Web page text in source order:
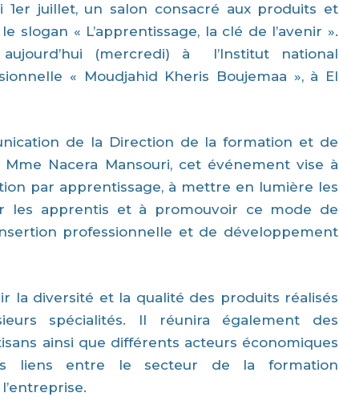
1er juillet, un salon consacré aux produits et
slogan « L’apprentissage, la clé de l’avenir ».
(mercredi) à l’Institut national
« Moudjahid Kheris Boujemaa », à El
de la Direction de la formation et de
Mme Nacera Mansouri, cet événement vise à
par apprentissage, à mettre en lumière les
les apprentis et à promouvoir ce mode de
professionnelle et de développement
la diversité et la qualité des produits réalisés
spécialités. Il réunira également des
ainsi que différents acteurs économiques
liens entre le secteur de la formation